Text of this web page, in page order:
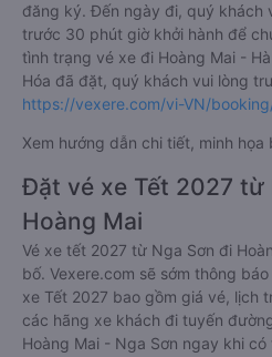
đăng ký. Đến ngày đi, quý khách
trước 30 phút giờ khởi hành để
tình trạng vé xe đi Hoàng Mai -
Hóa đã đặt, quý khách vui lòng
https://vexere.com/vi-VN/
Xem hướng dẫn chi tiết, minh họa
Đặt vé xe Tết 2027 từ
Hoàng Mai
Vé xe tết 2027 từ Nga Sơn đi
bố. Vexere.com sẽ sớm thông
xe Tết 2027 bao gồm giá vé, lịch
các hãng xe khách đi tuyến
Hoàng Mai - Nga Sơn ngay khi